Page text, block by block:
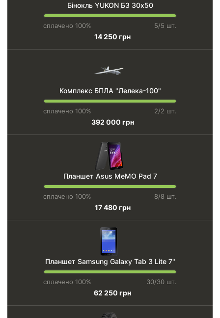
Бінокль YUKON БЗ 30х50
сплачено 100% 5/5 шт.
14 250 грн
Комплекс БПЛА "Лелека-100"
сплачено 100% 2/2 шт.
392 000 грн
Планшет Asus MeMO Pad 7
сплачено 100% 8/8 шт.
17 480 грн
Планшет Samsung Galaxy Tab 3 Lite 7"
сплачено 100% 30/30 шт.
62 250 грн